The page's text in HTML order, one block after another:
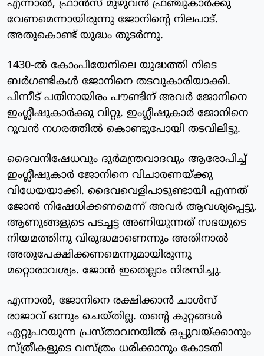
എന്നാല്‍, ഫ്രാന്‍സ് മുഴുവന്‍ ഫ്രഞ്ചുകാര്‍ക്കു
വേണമെന്നായിരുന്നു ജോനിന്റെ നിലപാട്.
അതുകൊണ്ട് യുദ്ധം തുടര്‍ന്നു.
1430-ല്‍ കോംപിയേനിലെ യുദ്ധത്തി നിടെ
ബര്‍ഗണ്ടികള്‍ ജോനിനെ തടവുകാരിയാക്കി.
പിന്നീട് പതിനായിരം പൗണ്ടിന് അവര്‍ ജോനിനെ
ഇംഗ്ലീഷുകാര്‍ക്കു വിറ്റു. ഇംഗ്ലീഷുകാര്‍ ജോനിനെ
റൂവന്‍ നഗരത്തില്‍ കൊണ്ടുപോയി തടവിലിട്ടു.
ദൈവനിഷേധവും ദുര്‍മന്ത്രവാദവും ആരോപിച്ച്
ഇംഗ്ലീഷുകാര്‍ ജോനിനെ വിചാരണയ്ക്കു
വിധേയയാക്കി. ദൈവവെളിപാടുണ്ടായി എന്നത്
ജോന്‍ നിഷേധിക്കണമെന്ന് അവര്‍ ആവശ്യപ്പെട്ടു.
ആണുങ്ങളുടെ പടച്ചട്ട അണിയുന്നത് സഭയുടെ
നിയമത്തിനു വിരുദ്ധമാണെന്നും അതിനാല്‍
അതുപേക്ഷിക്കണമെന്നുമായിരുന്നു
മറ്റൊരാവശ്യം. ജോന്‍ ഇതെല്ലാം നിരസിച്ചു.
എന്നാല്‍, ജോനിനെ രക്ഷിക്കാന്‍ ചാള്‍സ്
രാജാവ് ഒന്നും ചെയ്തില്ല. തന്റെ കുറ്റങ്ങള്‍
ഏറ്റുപറയുന്ന പ്രസ്താവനയില്‍ ഒപ്പുവയ്ക്കാനും
സ്ത്രീകളുടെ വസ്ത്രം ധരിക്കാനും കോടതി